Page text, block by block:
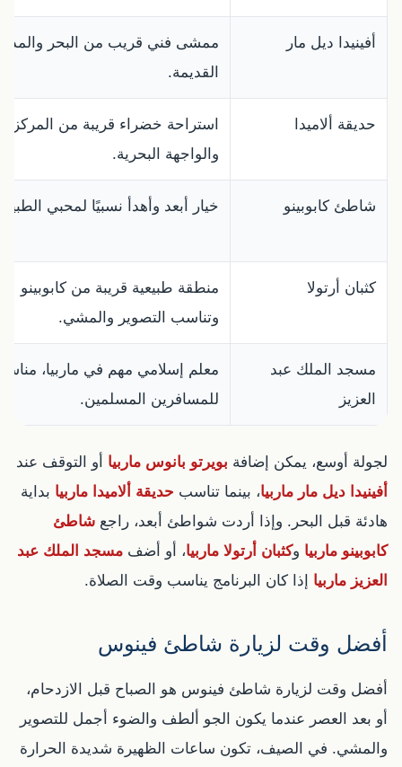
أفينيدا ديل مار
ممشى فني قريب من البحر
القديمة.
حديقة ألاميدا
استراحة خضراء قريبة من المركز
والواجهة البحرية.
شاطئ كابوبينو خيار أبعد وأهدأ نسبيًا لمحبي
كثبان أرتولا
منطقة طبيعية قريبة من كابوبينو
وتناسب التصوير والمشي.
مسجد الملك عبد
العزيز
معلم إسلامي مهم في ماربيا،
للمسافرين المسلمين.
لجولة أوسع، يمكن إضافة بويرتو بانوس ماربيا أو التوقف عند
أفينيدا ديل مار ماربيا، بينما تناسب حديقة ألاميدا ماربيا بداية
هادئة قبل البحر. وإذا أردت شواطئ أبعد، راجع شاطئ
كابوبينو ماربيا وكثبان أرتولا ماربيا، أو أضف مسجد الملك عبد
العزيز ماربيا إذا كان البرنامج يناسب وقت الصلاة.
أفضل وقت لزيارة شاطئ فينوس
أفضل وقت لزيارة شاطئ فينوس هو الصباح قبل الازدحام،
أو بعد العصر عندما يكون الجو ألطف والضوء أجمل للتصوير
والمشي. في الصيف، تكون ساعات الظهيرة شديدة الحرارة